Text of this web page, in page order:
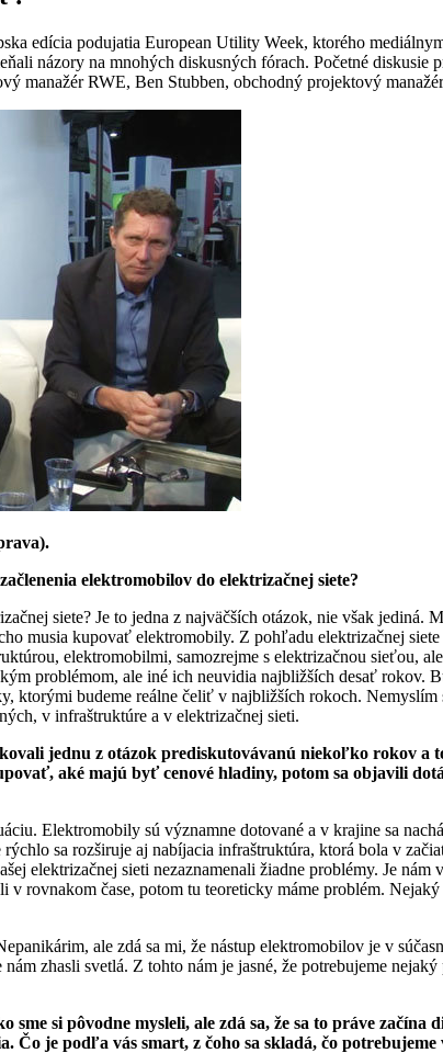
edícia podujatia European Utility Week, ktorého
názory na mnohých diskusných fórach. Početné
manažér RWE, Ben Stubben, obchodný projektový
elektromobilov do elektrizačnej siete?
siete? Je to jedna z najväčších otázok, nie však jediná.
musia kupovať elektromobily. Z pohľadu elektrizačnej
elektromobilmi, samozrejme s elektrizačnou sieťou,
problémom, ale iné ich neuvidia najbližších desať
ktorými budeme reálne čeliť v najbližších rokoch.
v infraštruktúre a v elektrizačnej sieti.
jednu z otázok prediskutovávanú niekoľko rokov a
aké majú byť cenové hladiny, potom sa objavili
Elektromobily sú významne dotované a v krajine sa
sa rozširuje aj nabíjacia infraštruktúra, ktorá bola v
elektrizačnej sieti nezaznamenali žiadne problémy. Je
rovnakom čase, potom tu teoreticky máme problém.
ale zdá sa mi, že nástup elektromobilov je v
zhasli svetlá. Z tohto nám je jasné, že potrebujeme
si pôvodne mysleli, ale zdá sa, že sa to práve
Čo je podľa vás smart, z čoho sa skladá, čo